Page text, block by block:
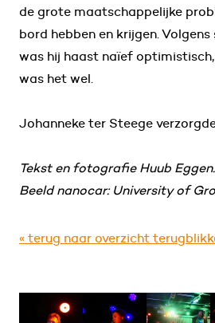
de grote maatschappelijke
bord hebben en krijgen.
was hij haast naïef
was het wel.
Johanneke ter Steege
Tekst en fotografie Huub Eggen.
Beeld nanocar: University of
« terug naar overzicht